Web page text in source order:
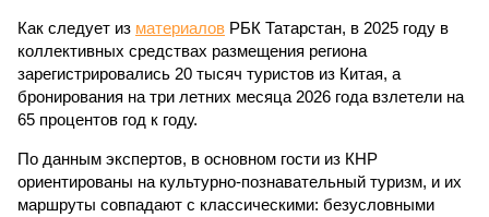
Как следует из материалов РБК Татарстан, в 2025 году в
коллективных средствах размещения региона
зарегистрировались 20 тысяч туристов из Китая, а
бронирования на три летних месяца 2026 года взлетели на
65 процентов год к году.
По данным экспертов, в основном гости из КНР
ориентированы на культурно-познавательный туризм, и их
маршруты совпадают с классическими: безусловными